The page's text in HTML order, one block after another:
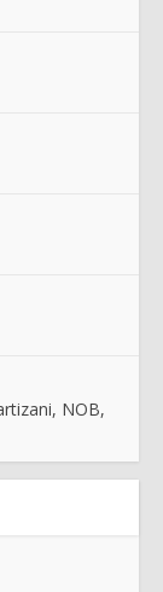
NOB,